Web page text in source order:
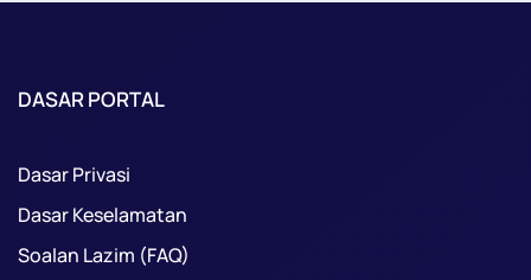
DASAR PORTAL
Dasar Privasi
Dasar Keselamatan
Soalan Lazim (FAQ)